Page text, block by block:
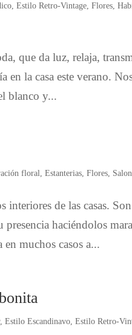
,Estilo Retro-Vintage ,Flores ,
que da luz, relaja,
en la casa este verano.
blanco y...
floral ,Estanterias ,Flores
interiores de las casas.
haciéndolos
muchos casos a...
,Estilo Escandinavo ,Estilo Retro-